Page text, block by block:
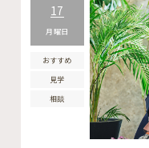
17
月曜日
おすすめ
見学
相談